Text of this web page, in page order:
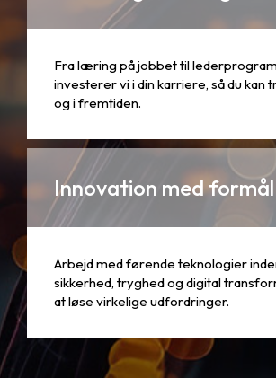
Fra læring på jobbet til
investerer vi i din karriere, så du kan
og i fremtiden.
Innovation med
Arbejd med førende teknologier
sikkerhed, tryghed og digital
at løse virkelige udfordringer.